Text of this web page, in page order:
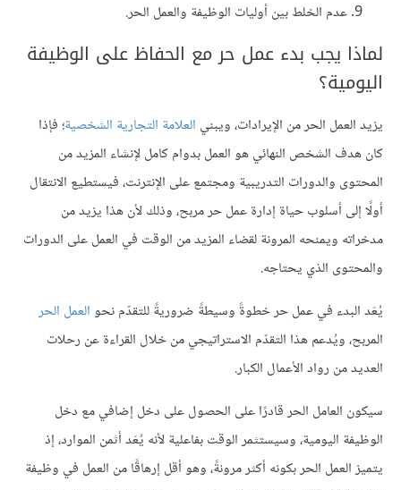
عدم الخلط بين أوليات الوظيفة والعمل الحر.
لماذا يجب بدء عمل حر مع الحفاظ على الوظيفة
اليومية؟
يزيد العمل الحر من الإيرادات، ويبني العلامة التجارية الشخصية؛ فإذا
كان هدف الشخص النهائي هو العمل بدوام كامل لإنشاء المزيد من
المحتوى والدورات التدريبية ومجتمع على الإنترنت، فيستطيع الانتقال
أولًا إلى أسلوب حياة إدارة عمل حر مربح، وذلك لأن هذا يزيد من
مدخراته ويمنحه المرونة لقضاء المزيد من الوقت في العمل على الدورات
والمحتوى الذي يحتاجه.
يُعَد البدء في عمل حر خطوةً وسيطةً ضروريةً للتقدّم نحوالعمل الحر
المربح، ويُدعم هذا التقدّم الاستراتيجي من خلال القراءة عن رحلات
العديد من رواد الأعمال الكبار.
سيكون العامل الحر قادرًا على الحصول على دخل إضافي مع دخل
الوظيفة اليومية، وسيستثمر الوقت بفاعلية لأنه يُعَد أثمن الموارد، إذ
يتميز العمل الحر بكونه أكثر مرونةً، وهو أقل إرهاقًا من العمل في وظيفة